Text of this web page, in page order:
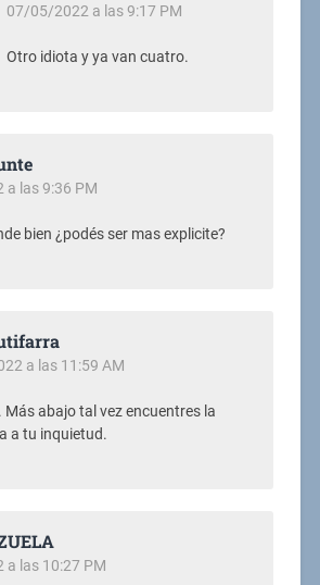
07/05/2022 a las 9:17 PM
Otro idiota y ya van cuatro.
las 9:36 PM
bien ¿podés ser mas explicite?
a las 11:59 AM
Más abajo tal vez encuentres la
a tu inquietud.
las 10:27 PM